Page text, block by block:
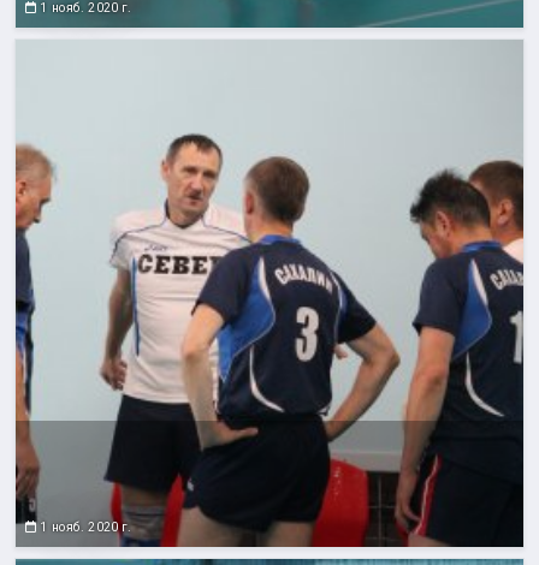
1 нояб. 2020 г.
1 нояб. 2020 г.